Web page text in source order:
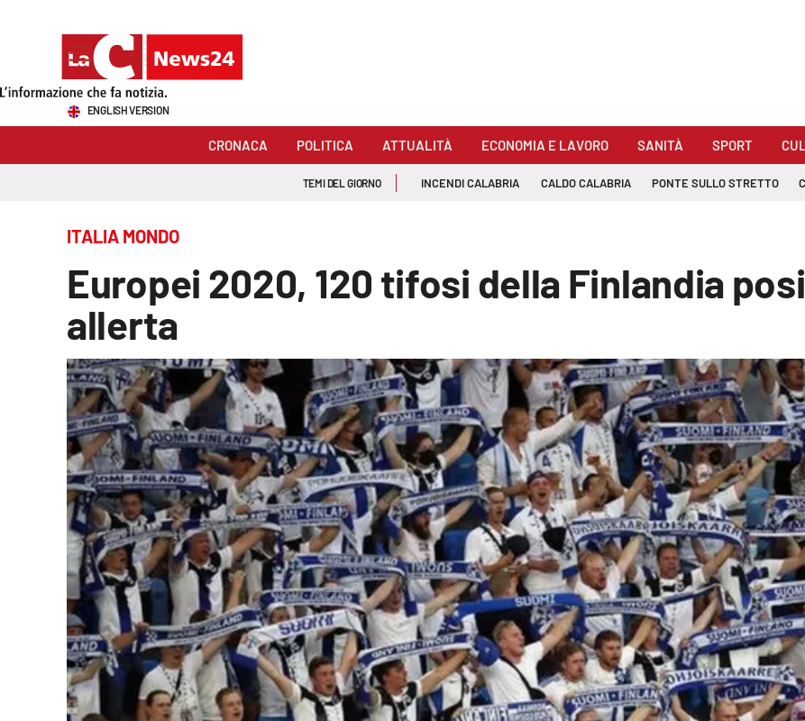
Sezioni
Economia e lavoro
ENGLISH VERSION
CRONACA POLITICA ATTUALITÀ ECONOMIA E LAVORO SANITÀ SPORT
TEMI DEL GIORNO INCENDI CALABRIA CALDO CALABRIA PONTE SULLO STRETTO
ITALIA MONDO
Europei 2020, 120 tifosi della Finlandia
allerta